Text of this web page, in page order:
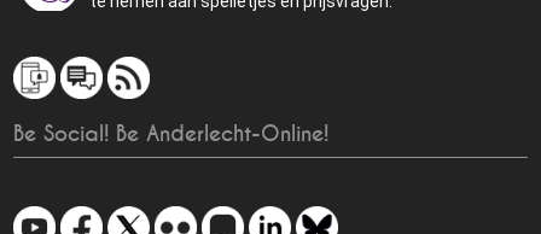
Be Social! Be Anderlecht-Online!